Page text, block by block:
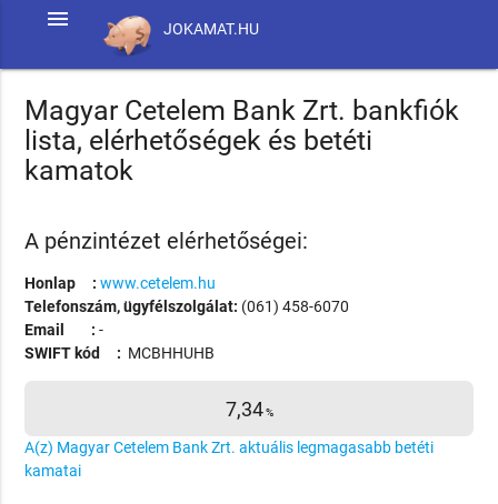
JOKAMAT.HU
menu
Magyar Cetelem Bank Zrt. bankfiók
lista, elérhetőségek és betéti
kamatok
A pénzintézet elérhetőségei:
Honlap : www.cetelem.hu
Telefonszám, ügyfélszolgálat: (061) 458-6070
Email : -
SWIFT kód : MCBHHUHB
7,34%
A(z) Magyar Cetelem Bank Zrt. aktuális legmagasabb betéti
kamatai